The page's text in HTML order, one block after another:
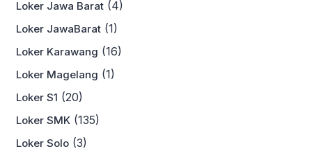
Loker Jawa Barat (4)
Loker JawaBarat (1)
Loker Karawang (16)
Loker Magelang (1)
Loker S1 (20)
Loker SMK (135)
Loker Solo (3)